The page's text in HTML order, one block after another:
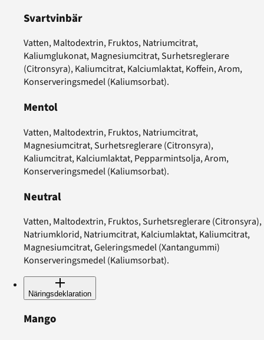
Svartvinbär
Vatten, Maltodextrin, Fruktos, Natriumcitrat,
Kaliumglukonat, Magnesiumcitrat, Surhetsreglerare
(Citronsyra), Kaliumcitrat, Kalciumlaktat, Koffein, Arom,
Konserveringsmedel (Kaliumsorbat).
Mentol
Vatten, Maltodextrin, Fruktos, Natriumcitrat,
Magnesiumcitrat, Surhetsreglerare (Citronsyra),
Kaliumcitrat, Kalciumlaktat, Pepparmintsolja, Arom,
Konserveringsmedel (Kaliumsorbat).
Neutral
Vatten, Maltodextrin, Fruktos, Surhetsreglerare (Citronsyra),
Natriumklorid, Natriumcitrat, Kalciumlaktat, Kaliumcitrat,
Magnesiumcitrat, Geleringsmedel (Xantangummi)
Konserveringsmedel (Kaliumsorbat).
Näringsdeklaration
Mango